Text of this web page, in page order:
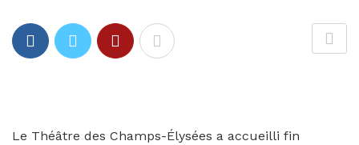
Le Théâtre des Champs-Élysées a accueilli fin